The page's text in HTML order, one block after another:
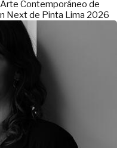
Contemporáneo de
Next de Pinta Lima 2026